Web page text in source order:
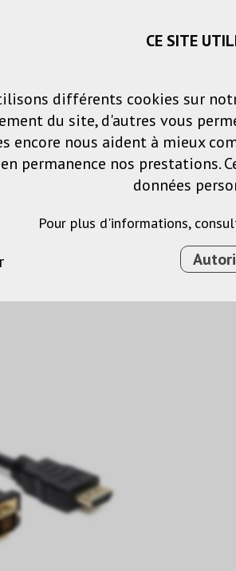
Panier
Produits
CÂBLE DE
CE SITE
différents cookies sur
du site, d'autres vous
encore nous aident à mieux
permanence nos prestations.
données
Pour plus d'informations,